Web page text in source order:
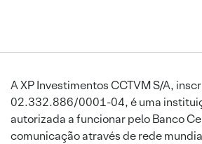
A XP Investimentos CCTVM S/A,
02.332.886/0001-04, é uma
autorizada a funcionar pelo Banco
comunicação através de rede